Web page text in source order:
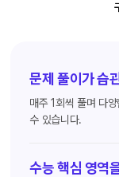
문제 풀이가 습
매주 1회씩 풀며 다
수 있습니다.
수능 핵심 영역